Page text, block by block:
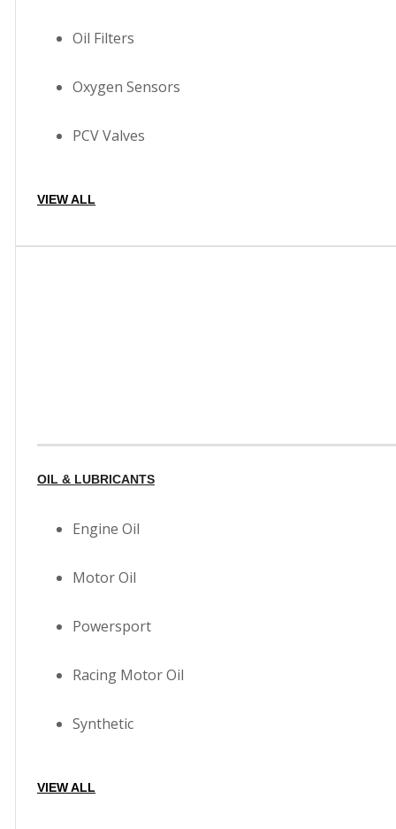
Oil Filters
Oxygen Sensors
PCV Valves
VIEW ALL
OIL & LUBRICANTS
Engine Oil
Motor Oil
Powersport
Racing Motor Oil
Synthetic
VIEW ALL
Search for: